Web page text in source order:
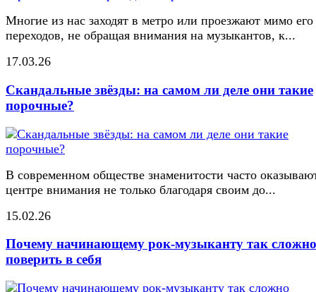
Многие из нас заходят в метро или проезжают мимо его
переходов, не обращая внимания на музыкантов, к...
17.03.26
Скандальные звёзды: на самом ли деле они такие
порочные?
В современном обществе знаменитости часто
центре внимания не только благодаря своим до...
15.02.26
Почему начинающему рок-музыканту так сложно
поверить в себя